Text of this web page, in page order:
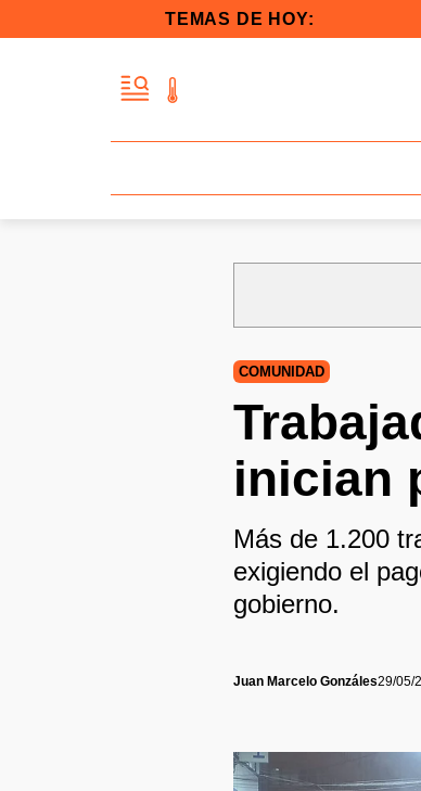
TEMAS DE HOY:
COMUNIDAD
inician
Más de 1.200
exigiendo el
gobierno.
Juan Marcelo Gonzáles29/05/